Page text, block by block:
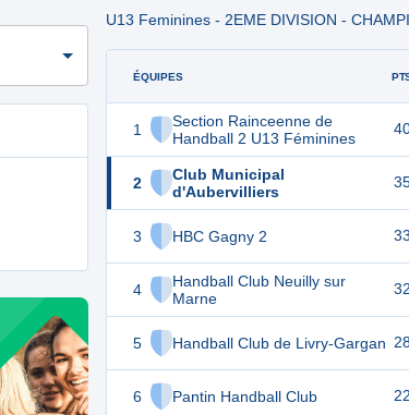
U13 Feminines - 2EME DIVISION -
ÉQUIPES
1
Section Rainceenne de
Handball 2 U13 Féminines
2
Club Municipal
d'Aubervilliers
3 HBC Gagny 2
4
Handball Club Neuilly sur
Marne
5 Handball Club de Livry-Gargan
6 Pantin Handball Club
40
35
33
32
28
22